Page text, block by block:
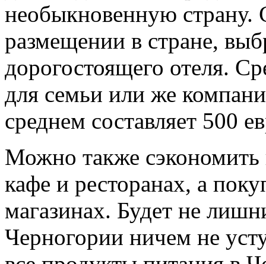
необыкновенную
размещении в стране,
дорогостоящего отеля.
для семьи или же
среднем составляет 500
Можно также сэкономить
кафе и ресторанах, а
магазинах. Будет не
Черногории ничем не